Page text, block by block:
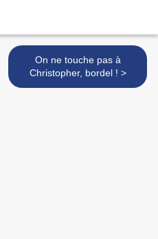
On ne touche pas à
Christopher, bordel ! >